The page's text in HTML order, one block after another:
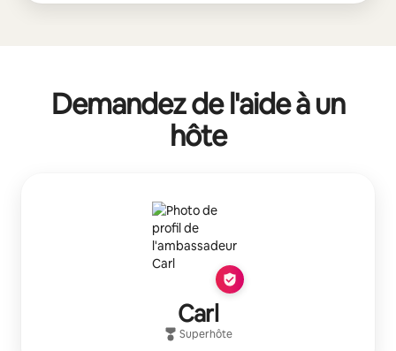
Demandez de l'aide à un
hôte
Carl
Superhôte